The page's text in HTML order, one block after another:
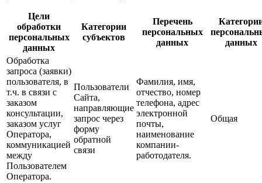
Цели
обработки
персональных
данных
Категории
субъектов
Перечень
персональных
данных
данных
Обработка
запроса (заявки)
пользователя, в
т.ч. в связи с
заказом
консультации,
заказом услуг
Оператора,
коммуникацией
между
Пользователем
Оператора.
Пользователи
Сайта,
направляющие
запрос через
форму
обратной
связи
Фамилия, имя,
отчество, номер
телефона, адрес
электронной
почты,
наименование
компании-
работодателя.
Общая